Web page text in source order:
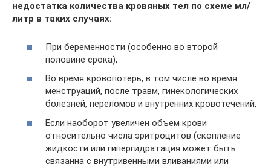
недостатка количества кровяных тел по схеме мл/
литр в таких случаях:
При беременности (особенно во второй
половине срока),
Во время кровопотерь, в том числе во время
менструаций, после травм, гинекологических
болезней, переломов и внутренних кровотечений,
Если наоборот увеличен объем крови
относительно числа эритроцитов (скопление
жидкости или гипергидратация может быть
связанна с внутривенными вливаниями или